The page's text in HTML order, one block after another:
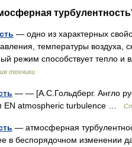
— одно из характерных
температуры воздуха,
режим способствует тепло
техники
— — [А.С.Гольдберг. Англо
EN atmospheric turbulence …
— атмосферная
беспорядочном изменении